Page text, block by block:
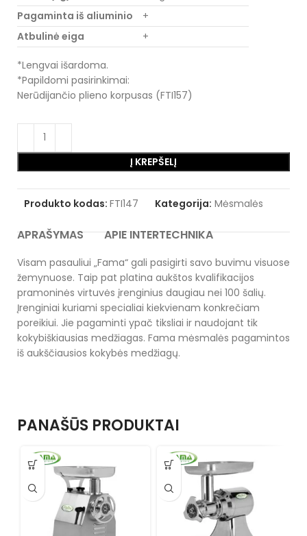
Pagaminta iš aliuminio
+
Atbulinė eiga
+
*Lengvai išardoma.
*Papildomi pasirinkimai:
Nerūdijančio plieno korpusas (FTI157)
Į KREPŠELĮ
Produkto kodas: FTI147 Kategorija: Mėsmalės
APRAŠYMAS APIE INTERTECHNIKA
Visam pasauliui „Fama“ gali pasigirti savo buvimu visuose
žemynuose. Taip pat platina aukštos kvalifikacijos
pramoninės virtuvės įrenginius daugiau nei 100 šalių.
Įrenginiai kuriami specialiai kiekvienam konkrečiam
poreikiui. Jie pagaminti ypač tiksliai ir naudojant tik
kokybiškiausias medžiagas. Fama mėsmalės pagamintos
iš aukščiausios kokybės medžiagų.
PANAŠŪS PRODUKTAI